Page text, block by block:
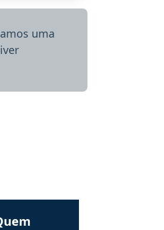
uma
depoimento
Alessandra recomenda o Aprova